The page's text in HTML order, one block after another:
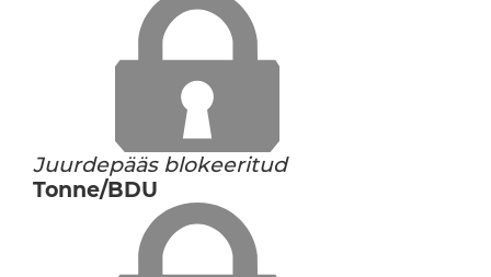
Juurdepääs blokeeritud
Tonne/BDU